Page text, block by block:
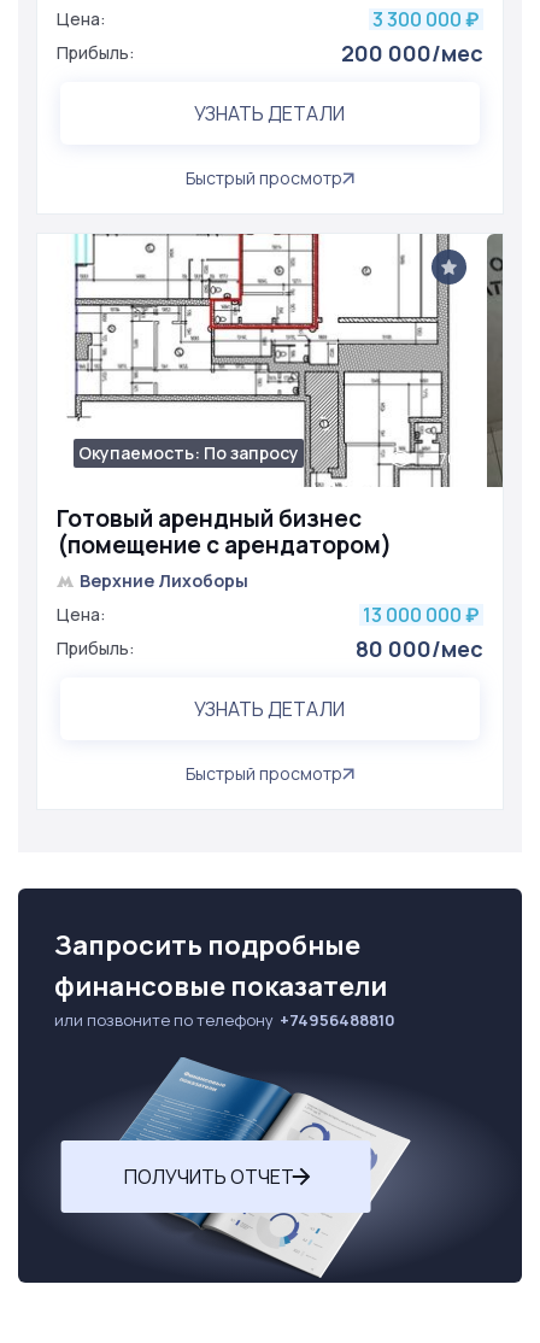
Цена:
3 300 000 ₽
Прибыль: 200 000/мес
УЗНАТЬ ДЕТАЛИ
Быстрый просмотр
Готовый арендный бизнес
(помещение с арендатором)
Окупаемость: По запросу 3700
Верхние Лихоборы
Цена:
13 000 000 ₽
Прибыль: 80 000/мес
УЗНАТЬ ДЕТАЛИ
Быстрый просмотр
Запросить подробные
финансовые показатели
или позвоните по телефону +74956488810
ПОЛУЧИТЬ ОТЧЕТ